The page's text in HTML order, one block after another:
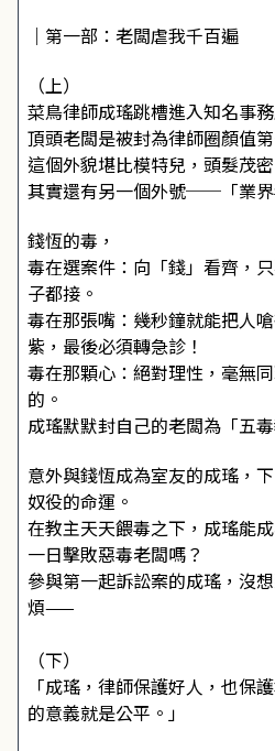
｜第一部：老闆虐我千百遍
（上）
菜鳥律師成瑤跳槽進入知名事務
頂頭老闆是被封為律師圈顏值
這個外貌堪比模特兒，頭髮茂
其實還有另一個外號──「業界
錢恆的毒，
毒在選案件：向「錢」看齊，
子都接。
毒在那張嘴：幾秒鐘就能把人
紫，最後必須轉急診！
毒在那顆心：絕對理性，毫無
的。
成瑤默默封自己的老闆為「五毒
意外與錢恆成為室友的成瑤，
奴役的命運。
在教主天天餵毒之下，成瑤能
一日擊敗惡毒老闆嗎？
參與第一起訴訟案的成瑤，沒
煩——
（下）
「成瑤，律師保護好人，也保
的意義就是公平。」